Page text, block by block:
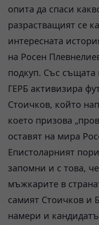
опита да спаси
разрастващият се
интересната
на Росен
подкуп. Със
ГЕРБ активизира
Стоичков, който
което призова
оставят на мира
Епистоларният
запомни и с това,
мъжкарите в
самият Стоичков и
намери и